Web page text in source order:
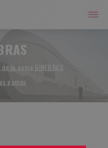
la gama GINEBRAS
gamas